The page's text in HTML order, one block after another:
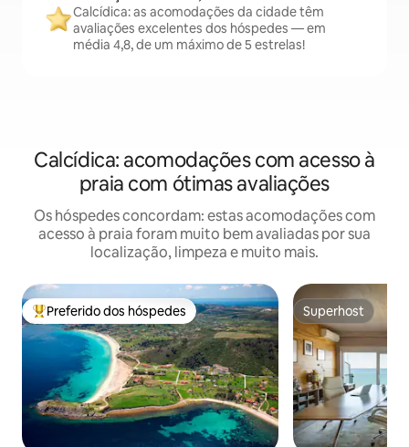
Calcídica: as acomodações da cidade têm
avaliações excelentes dos hóspedes — em
média 4,8, de um máximo de 5 estrelas!
Calcídica: acomodações com acesso à
praia com ótimas avaliações
Os hóspedes concordam: estas acomodações com
acesso à praia foram muito bem avaliadas por sua
localização, limpeza e muito mais.
Entre os melhores preferidos dos hóspedes
Preferido dos hóspedes Superhost
Superhost